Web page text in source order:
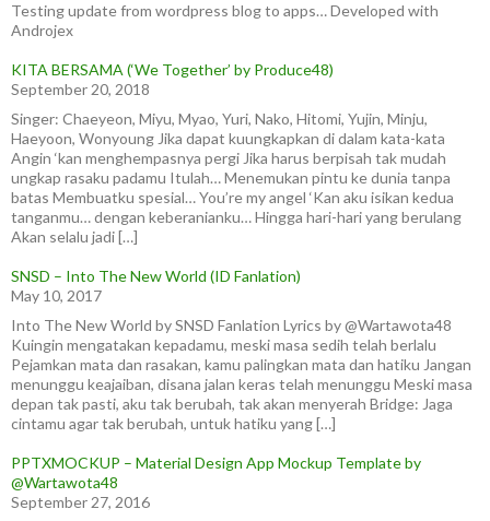
Testing update from wordpress blog to apps… Developed with
Androjex
KITA BERSAMA (‘We Together’ by Produce48)
September 20, 2018
Singer: Chaeyeon, Miyu, Myao, Yuri, Nako, Hitomi, Yujin, Minju,
Haeyoon, Wonyoung Jika dapat kuungkapkan di dalam kata-kata
Angin ‘kan menghempasnya pergi Jika harus berpisah tak mudah
ungkap rasaku padamu Itulah… Menemukan pintu ke dunia tanpa
batas Membuatku spesial… You’re my angel ‘Kan aku isikan kedua
tanganmu… dengan keberanianku… Hingga hari-hari yang berulang
Akan selalu jadi […]
SNSD – Into The New World (ID Fanlation)
May 10, 2017
Into The New World by SNSD Fanlation Lyrics by @Wartawota48
Kuingin mengatakan kepadamu, meski masa sedih telah berlalu
Pejamkan mata dan rasakan, kamu palingkan mata dan hatiku Jangan
menunggu keajaiban, disana jalan keras telah menunggu Meski masa
depan tak pasti, aku tak berubah, tak akan menyerah Bridge: Jaga
cintamu agar tak berubah, untuk hatiku yang […]
PPTXMOCKUP – Material Design App Mockup Template by
@Wartawota48
September 27, 2016